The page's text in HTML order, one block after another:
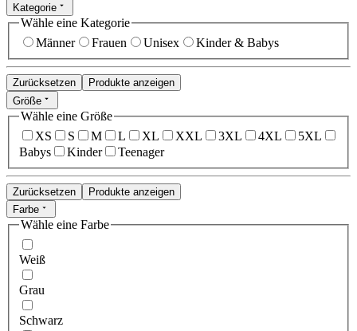
Kategorie
Wähle eine Kategorie
Männer
Frauen Unisex Kinder & Babys
Zurücksetzen
Produkte anzeigen
Größe
Wähle eine Größe
XS
S M L XL XXL 3XL 4XL
5XL
Babys
Kinder Teenager
Zurücksetzen
Produkte anzeigen
Farbe
Wähle eine Farbe
Weiß
Grau
Schwarz